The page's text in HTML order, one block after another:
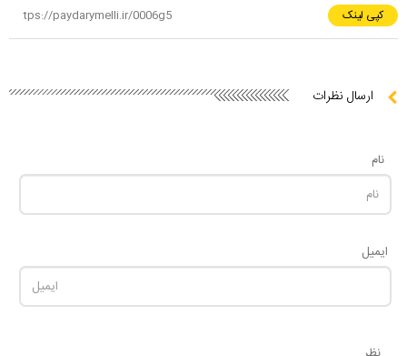
کپی لینک
ارسال نظرات
نام
ایمیل